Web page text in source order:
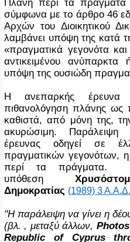
σύμφωνα με το άρθρο 46
Αρχών του Διοικητικού
λαμβάνει υπόψη της κατά
«πραγματικά γεγονότα
αντικειμένου
υπόψη της ουσιώδη
Η ανεπαρκής έρευνα
πιθανολόγηση πλάνης
καθιστά, από μόνη της,
ακυρώσιμη. Παράλειψη
έρευνας οδηγεί σε
πραγματικών γεγονότων,
περί τα πράγματα.
υπόθεση
Δημοκρατίας (1989) 3
"Η παράλειψη να γίνει η
(βλ. , μεταξύ άλλων, Photos
Republic
of Cyprus